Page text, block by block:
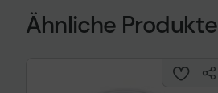
Ähnliche Produkte